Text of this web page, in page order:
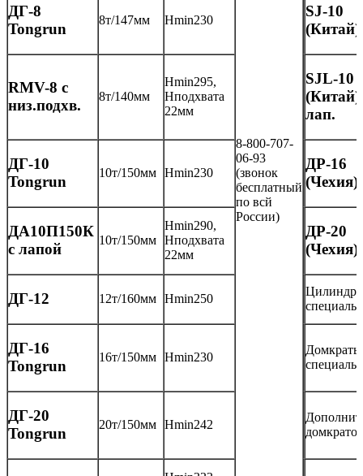
8-800-707-
06-93
(звонок
бесплатный
по всй
России)
ДГ-8
Tongrun
8т/147мм Нmin230
SJ-10
(Китай)
RMV-8 с
низ.подхв.
8т/140мм
Нmin295,
Нподхвата
22мм
SJL-10
(Китай)
лап.
ДГ-10
Tongrun
10т/150мм Нmin230
ДР-16
(Чехия)
ДА10П150К
с лапой
10т/150мм
Нmin290,
Нподхвата
22мм
ДР-20
(Чехия)
ДГ-12 12т/160мм Нmin250
Цилиндры
ДГ-16
Tongrun
16т/150мм Нmin230
Домкраты
ДГ-20
Tongrun
20т/150мм Нmin242
домкратов